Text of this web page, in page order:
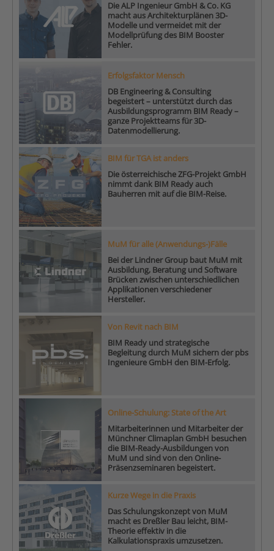
Die ALP Ingenieur GmbH & Co. KG
macht aus Architekturplänen 3D-
Modelle und vermeidet mit der
Modellprüfung des BIM Booster
Fehler.
Erfolgsfaktor Mensch
DB Engineering & Consulting
begeistert – unterstützt durch das
Ausbildungsprogramm BIM Ready –
ganze Projektteams für 3D-
Datenmodellierung.
BIM für TGA ist anders
Die österreichische ZFG-Projekt GmbH
nimmt dank BIM Ready auch
Bauherren mit auf die BIM-Reise.
MuM für alle (Anwendungs-)Fälle
Bei der Lindner Group baut MuM mit
Ausbildung, Beratung und Software
Brücken zwischen unterschiedlichen
Applikationen verschiedener
Hersteller.
Von Revit nach BIM
BIM Ready und strategische
Begleitung durch MuM sichern der pbs
Ingenieure GmbH den BIM-Erfolg.
Online-Schulung: State of the Art
Mitarbeiterinnen und Mitarbeiter der
Münchner Climaplan GmbH besuchen
die BIM-Ready-Ausbildungen von
MuM und sind von den Online-
Präsenzseminaren begeistert.
Kurze Wege in die Praxis
Das Schulungskonzept von MuM
macht es Dreßler Bau leicht, BIM-
Theorie effektiv in die
Kalkulationspraxis umzusetzen.